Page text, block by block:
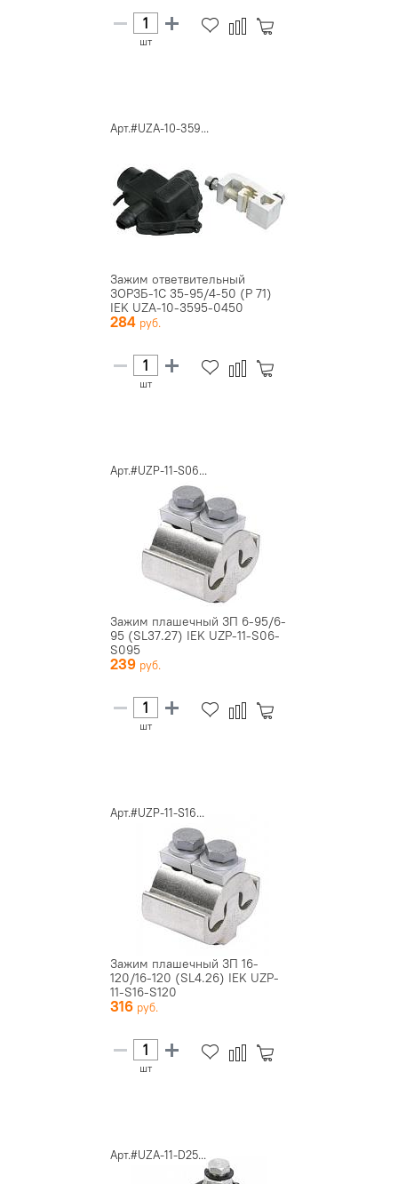
шт
Арт.#UZA-10-359...
Зажим ответвительный
ЗОРЗБ-1С 35-95/4-50 (Р 71)
IEK UZA-10-3595-0450
284
шт
Арт.#UZP-11-S06...
Зажим плашечный ЗП 6-95/6-
95 (SL37.27) IEK UZP-11-S06-
S095
239
шт
Арт.#UZP-11-S16...
Зажим плашечный ЗП 16-
120/16-120 (SL4.26) IEK UZP-
11-S16-S120
316
шт
Арт.#UZA-11-D25...